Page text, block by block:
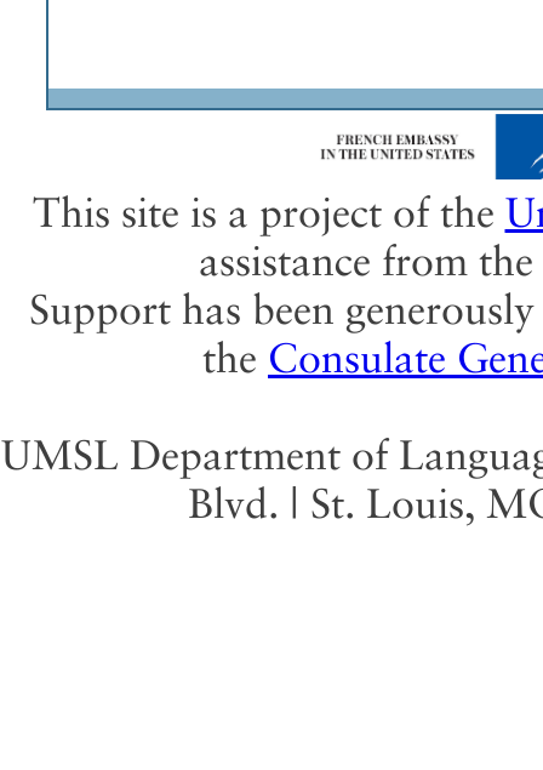
This site is a project of the
assistance from the
Support has been
the Consulate
UMSL Department of
Blvd. | St. Louis,